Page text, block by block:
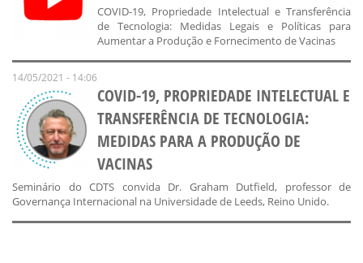
COVID-19, Propriedade Intelectual e Transferência
de Tecnologia: Medidas Legais e Políticas para
Aumentar a Produção e Fornecimento de Vacinas
14/05/2021 - 14:06
COVID-19, PROPRIEDADE INTELECTUAL E
TRANSFERÊNCIA DE TECNOLOGIA:
MEDIDAS PARA A PRODUÇÃO DE
VACINAS
Seminário do CDTS convida Dr. Graham Dutfield, professor de
Governança Internacional na Universidade de Leeds, Reino Unido.